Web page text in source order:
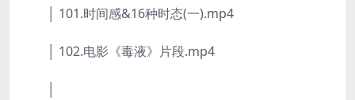
│ 101.时间感&16种时态(一).mp4
│ 102.电影《毒液》片段.mp4